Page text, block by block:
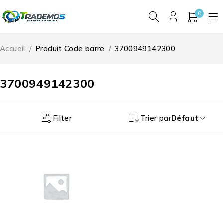
0
3700949142300
Accueil / Produit Code barre / 3700949142300
Filter Trier parDéfaut